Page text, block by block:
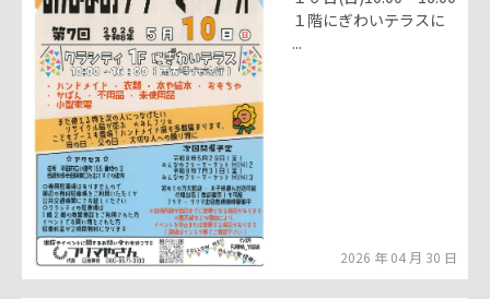
１階にぎわいテラスに
...
2026 年 04 月 30 日